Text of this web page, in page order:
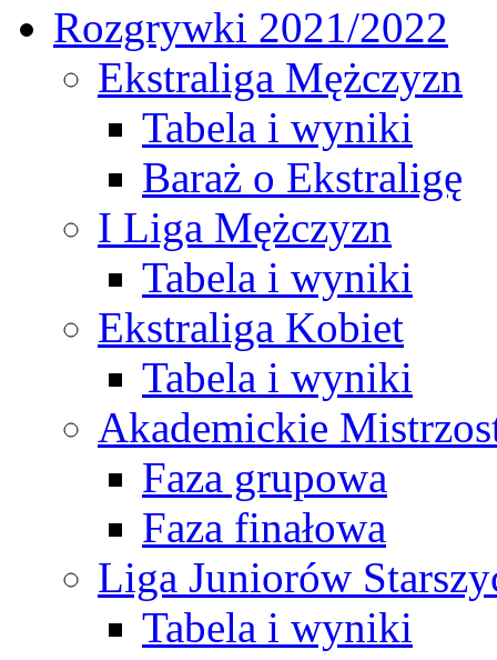
Rozgrywki 2021/2022
Ekstraliga Mężczyzn
Tabela i wyniki
Baraż o Ekstraligę
I Liga Mężczyzn
Tabela i wyniki
Ekstraliga Kobiet
Tabela i wyniki
Akademickie
Faza grupowa
Faza finałowa
Liga Juniorów
Tabela i wyniki